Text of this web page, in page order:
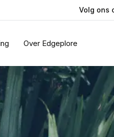
Volg ons
Over Edgeplore